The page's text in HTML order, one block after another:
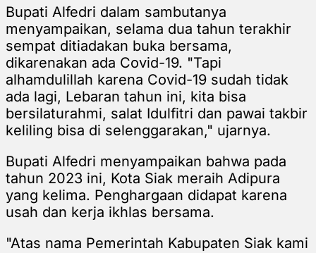
Bupati Alfedri dalam sambutanya
menyampaikan, selama dua tahun terakhir
sempat ditiadakan buka bersama,
dikarenakan ada Covid-19. "Tapi
alhamdulillah karena Covid-19 sudah tidak
ada lagi, Lebaran tahun ini, kita bisa
bersilaturahmi, salat Idulfitri dan pawai takbir
keliling bisa di selenggarakan," ujarnya.
Bupati Alfedri menyampaikan bahwa pada
tahun 2023 ini, Kota Siak meraih Adipura
yang kelima. Penghargaan didapat karena
usah dan kerja ikhlas bersama.
"Atas nama Pemerintah Kabupaten Siak kami